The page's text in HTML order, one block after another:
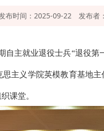
布时间：2025-09-22 发布者
自主就业退役士兵“退役第
主义学院英模教育基地
课堂。